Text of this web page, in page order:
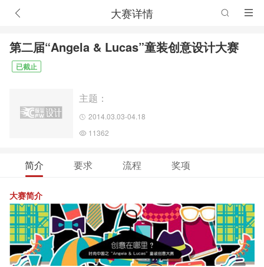
大赛详情
第二届“Angela & Lucas”童装创意设计大赛
已截止
主题：
2014.03.03-04.18
11362
简介 要求 流程 奖项
大赛简介